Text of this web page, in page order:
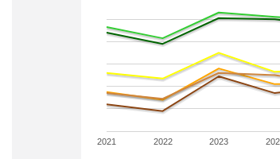
2021 2022 2023